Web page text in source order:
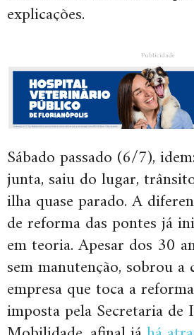
explicações.
Publicidade
Sábado passado (6/7),
junta, saiu do lugar,
ilha quase parado. A
de reforma das pontes já
em teoria. Apesar dos 30
sem manutenção, sobrou a
empresa que toca a
imposta pela Secretaria